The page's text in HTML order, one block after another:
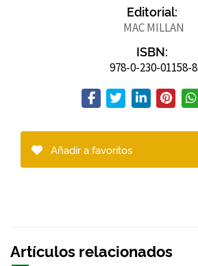
Editorial:
MAC MILLAN
ISBN:
978-0-230-01158-8
Añadir a favoritos
Artículos relacionados